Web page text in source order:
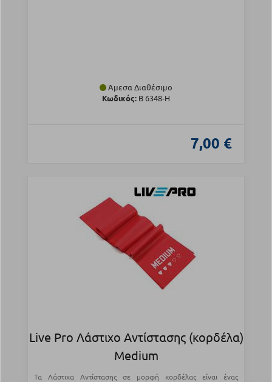
Άμεσα Διαθέσιμο
Κωδικός: Β 6348-H
7,00 €
Live Pro Λάστιχο Αντίστασης (κορδέλα)
Medium
Τα Λάστιχα Αντίστασης σε μορφή κορδέλας είναι ένας